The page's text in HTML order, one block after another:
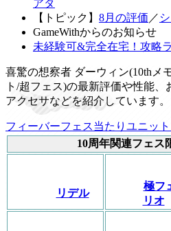
アタ
【トピック】 8月の評価 ／
GameWithからのお知らせ
未経験可&完全在宅！攻略
喜驚の想察者 ダーウィン(10thメ
ト/超フェス)の最新評価や性能、
アクセサなどを紹介しています。
フィーバーフェス当たりユニッ
10周年関連フェス
リデル
極フ
リオ